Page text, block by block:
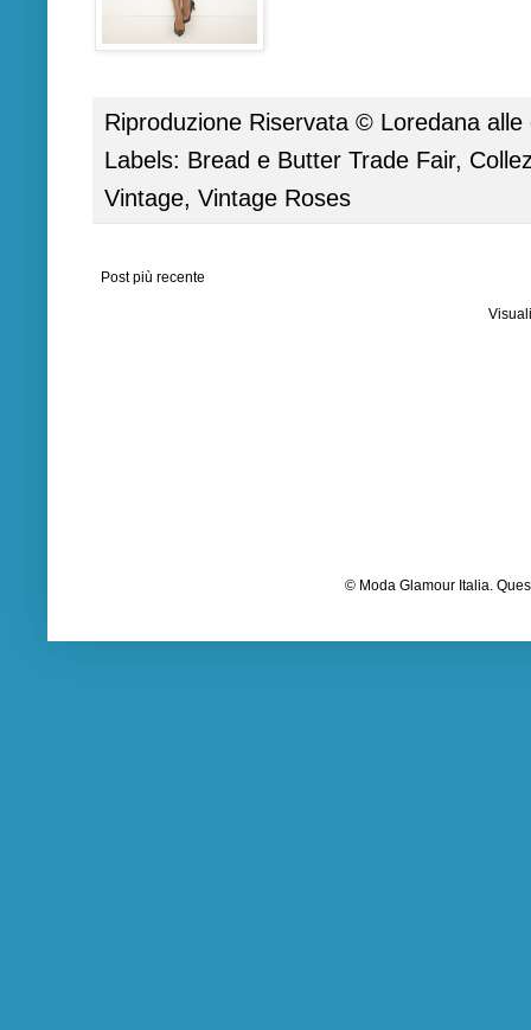
Riproduzione Riservata © Loredana
Labels: Bread e Butter Trade Fair,
Vintage Vintage Roses
Post più recente
© Moda Glamour Italia.